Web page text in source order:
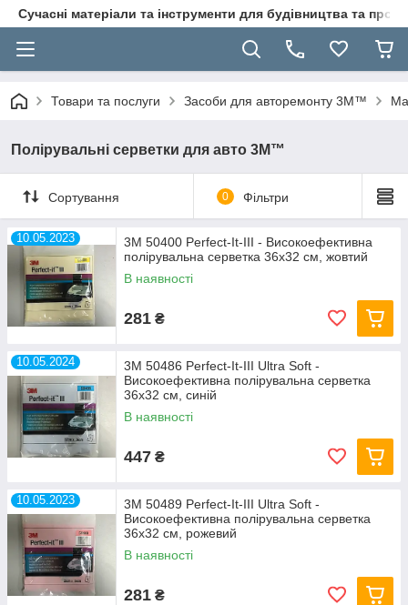
Сучасні матеріали та інструменти для будівництва та
Товари та послуги Засоби для авторемонту 3M™
Полірувальні серветки для авто 3M™
Сортування 0 Фільтри
10.05.2023
3M 50400 Perfect-It-III - Високоефективна
полірувальна серветка 36х32 см, жовтий
В наявності
281 ₴
10.05.2024
3M 50486 Perfect-It-III Ultra Soft -
Високоефективна полірувальна серветка
36х32 см, синій
В наявності
447 ₴
10.05.2023
3M 50489 Perfect-It-III Ultra Soft -
Високоефективна полірувальна серветка
36х32 см, рожевий
В наявності
281 ₴